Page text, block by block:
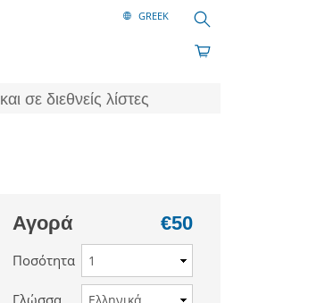
Αναζήτηση
και σε διεθνείς λίστες
Αγορά €50
Ποσότητα